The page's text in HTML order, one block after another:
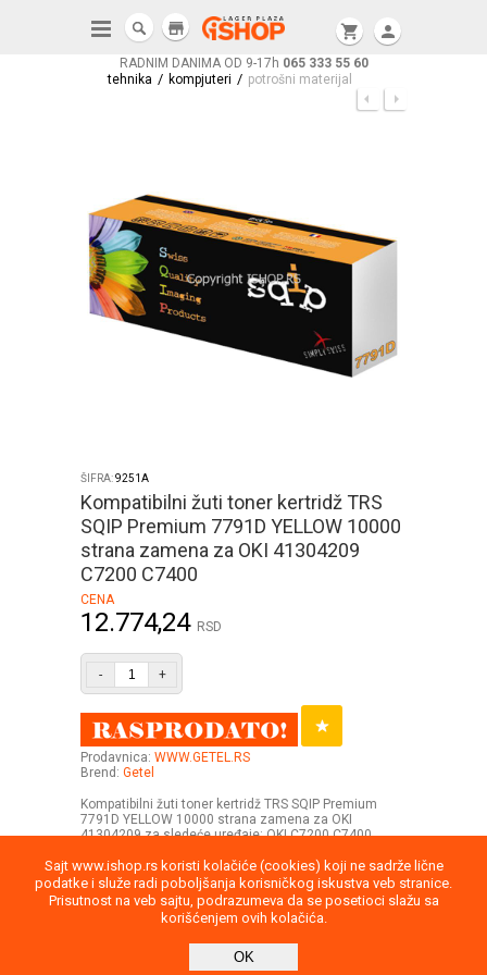
Sajt www.ishop.rs koristi kolačiće (cookies) koji ne sadrže lične
podatke i služe radi poboljšanja korisničkog iskustva veb stranice.
Prisutnost na veb sajtu, podrazumeva da se posetioci slažu sa
korišćenjem ovih kolačića.
OK
RADNIM DANIMA OD 9-17h 065 333 55 60
shopping_cart person
store
tehnika / kompjuteri / potrošni materijal
ŠIFRA:9251A
Kompatibilni žuti toner kertridž TRS
SQIP Premium 7791D YELLOW 10000
strana zamena za OKI 41304209
C7200 C7400
CENA
12.774,24 RSD
- +
Prodavnica: WWW.GETEL.RS
Brend: Getel
Kompatibilni žuti toner kertridž TRS SQIP Premium
7791D YELLOW 10000 strana zamena za OKI
41304209 za sledeće uređaje: OKI C7200 C7400
Privatnost podataka Kontakt